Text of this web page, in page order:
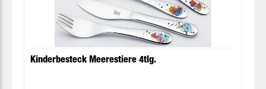
Kinderbesteck Meerestiere 4tlg.